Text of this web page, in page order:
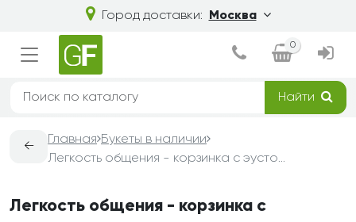
Город доставки: Москва
0
Найти
←
Главная Букеты в наличии
Легкость общения - корзинка с эустомой , розами
Легкость общения - корзинка с